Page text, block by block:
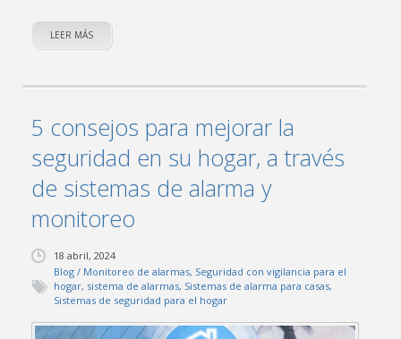
LEER MÁS
5 consejos para mejorar la
seguridad en su hogar, a través
de sistemas de alarma y
monitoreo
18 abril, 2024
Blog / Monitoreo de alarmas, Seguridad con vigilancia para el
hogar, sistema de alarmas, Sistemas de alarma para casas,
Sistemas de seguridad para el hogar